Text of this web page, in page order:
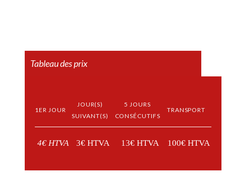
Tableau des prix
1ER JOUR
JOUR(S)
SUIVANT(S)
5 JOURS
CONSÉCUTIFS
TRANSPORT
4€ HTVA 3€ HTVA 13€ HTVA 100€ HTVA